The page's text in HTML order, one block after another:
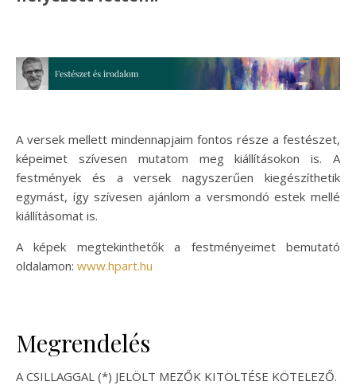
A versek mellett mindennapjaim fontos része a festészet,
képeimet szívesen mutatom meg kiállításokon is. A
festmények és a versek nagyszerűen kiegészíthetik
egymást, így szívesen ajánlom a versmondó estek mellé
kiállításomat is.
A képek megtekinthetők a festményeimet bemutató
oldalamon: www.hpart.hu
Megrendelés
A CSILLAGGAL (*) JELÖLT MEZŐK KITÖLTÉSE KÖTELEZŐ.